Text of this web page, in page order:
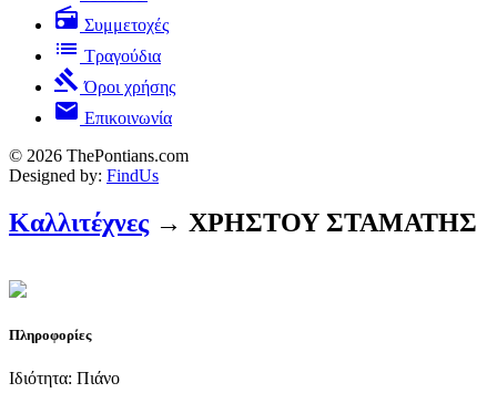
radio Συμμετοχές
list Τραγούδια
gavel Όροι χρήσης
mail Επικοινωνία
© 2026 ThePontians.com
Designed by: FindUs
Καλλιτέχνες → ΧΡΗΣΤΟΥ ΣΤΑΜΑΤΗΣ
Πληροφορίες
Ιδιότητα: Πιάνο